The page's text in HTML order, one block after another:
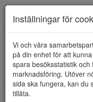
HEM RIEKER
Kunde inte hitta några
Inställningar för
Vi och våra
på din enhet för att
spara besöksstatistik
marknadsföring. Utöver
sida ska fungera, kan du
tillåta.